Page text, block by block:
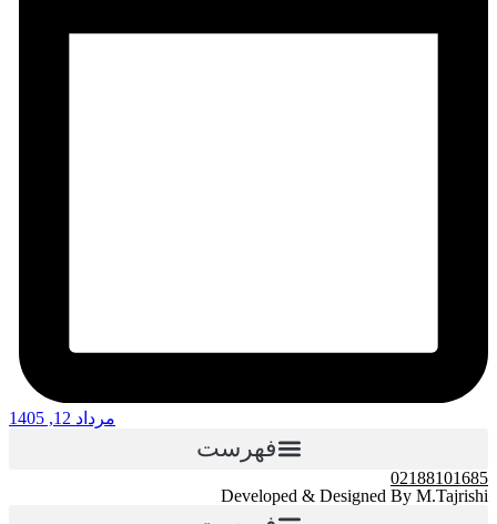
مرداد 12, 1405
فهرست
02188101685
Developed & Designed By M.Tajrishi